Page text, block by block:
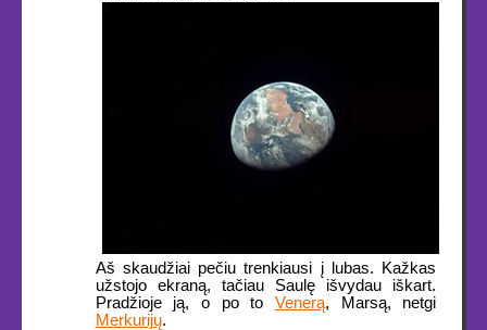
Aš skaudžiai pečiu trenkiausi į lubas. Kažkas
užstojo ekraną, tačiau Saulę išvydau iškart.
Pradžioje ją, o po to Venerą, Marsą, netgi
Merkurijų.